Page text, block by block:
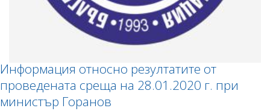
Информация относно резултатите от
проведената среща на 28.01.2020 г. при
министър Горанов